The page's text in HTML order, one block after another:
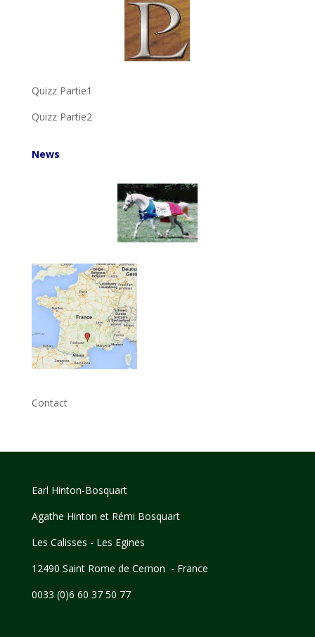
Quizz Partie1
Quizz Partie2
News
Contact
Earl Hinton-Bosquart
Agathe Hinton et Rémi Bosquart
Les Calisses - Les Egines
12490 Saint Rome de Cernon - France
0033 (0)6 60 37 50 77